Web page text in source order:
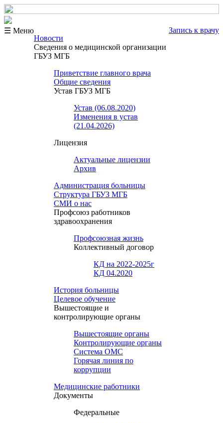
☰ Меню
Запись к врачу
Новости
Сведения о медицинской организации
ГБУЗ МГБ
Приветствие главного врача
Общие сведения
Устав ГБУЗ МГБ
Устав (06.08.2020)
Изменения в устав
(21.04.2026)
Лицензия
Актуальные лицензии
Архив
Администрация больницы
Структура ГБУЗ МГБ
СМИ о нас
Профсоюз работников
здравоохранения
Профсоюзная жизнь
Коллективный договор
КД на 2022-2025г
КД 04.2020
История больницы
Целевое обучение
Вышестоящие и
контролирующие органы
Вышестоящие органы
Контролирующие органы
Система ОМС
Горячая линия по
коррупции
Медицинские работники
Документы
Федеральные